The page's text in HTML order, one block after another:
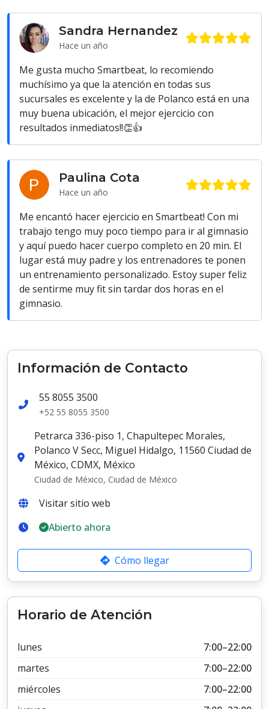
Sandra Hernandez
Hace un año
Me gusta mucho Smartbeat, lo recomiendo
muchísimo ya que la atención en todas sus
sucursales es excelente y la de Polanco está en una
muy buena ubicación, el mejor ejercicio con
resultados inmediatos!!👏👍
Paulina Cota
Hace un año
Me encantó hacer ejercicio en Smartbeat! Con mi
trabajo tengo muy poco tiempo para ir al gimnasio
y aquí puedo hacer cuerpo completo en 20 min. El
lugar está muy padre y los entrenadores te ponen
un entrenamiento personalizado. Estoy super feliz
de sentirme muy fit sin tardar dos horas en el
gimnasio.
Información de Contacto
55 8055 3500
+52 55 8055 3500
Petrarca 336-piso 1, Chapultepec Morales,
Polanco V Secc, Miguel Hidalgo, 11560 Ciudad de
México, CDMX, México
Ciudad de México, Ciudad de México
Visitar sitio web
Abierto ahora
Cómo llegar
Horario de Atención
lunes
7:00–22:00
martes
7:00–22:00
miércoles
7:00–22:00